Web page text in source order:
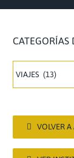
CATEGORÍAS
DE
VOLVER